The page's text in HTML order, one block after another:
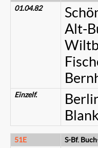
01.04.82
Alt-
Einzelf.
51E
S-Bf.